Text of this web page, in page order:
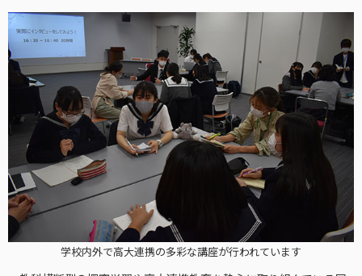
学校内外で高大連携の多彩な講座が行われています